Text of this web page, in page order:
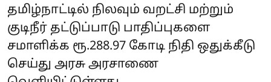
தமிழ்நாட்டில் நிலவும் வறட்சி மற்றும்
குடிநீர் தட்டுப்பாடு பாதிப்புகளை
சமாளிக்க ரூ.288.97 கோடி நிதி ஒதுக்கீடு
செய்து அரசு அரசாணை